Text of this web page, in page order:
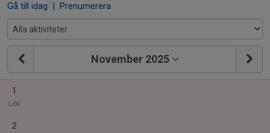
Gå till idag | Prenumerera
November 2025
1
Lör
2